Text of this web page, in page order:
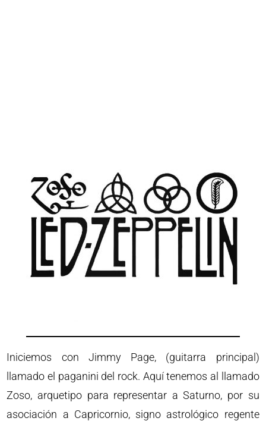
Iniciemos con Jimmy Page, (guitarra principal)
llamado el paganini del rock. Aquí tenemos al llamado
Zoso, arquetipo para representar a Saturno, por su
asociación a Capricornio, signo astrológico regente